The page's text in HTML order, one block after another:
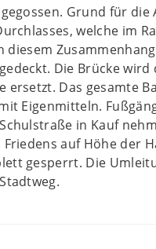
Grund für
welche im
diesem
Die Brücke
ersetzt. Das gesamte
Eigenmitteln.
in Kauf
auf Höhe der
gesperrt. Die